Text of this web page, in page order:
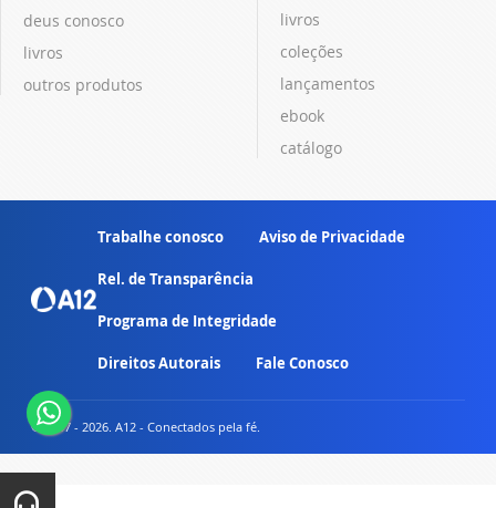
deus conosco
livros
outros produtos
livros
coleções
lançamentos
ebook
catálogo
Trabalhe conosco Aviso de Privacidade
Rel. de Transparência
Programa de Integridade
Direitos Autorais Fale Conosco
© 2007 - 2026. A12 - Conectados pela fé.